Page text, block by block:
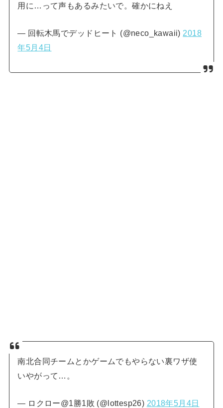
用に…って声もあるみたいで。確かにねえ
— 回転木馬でデッドヒート (@neco_kawaii) 2018
年5月4日
南北合同チームとかゲームでもやらない裏ワザ使
いやがって…。
— ロクロー@1勝1敗 (@lottesp26) 2018年5月4日